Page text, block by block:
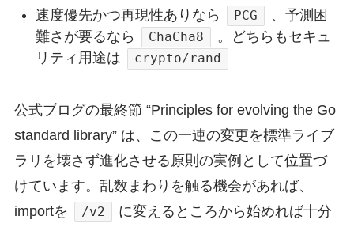
速度優先かつ再現性ありなら
PCG
、予測困
難さが要るなら
ChaCha8
。どちらもセキュ
リティ用途は
crypto/rand
公式ブログの最終節 “Principles for evolving the Go
standard library” は、この一連の変更を標準ライブ
ラリを壊さず進化させる原則の実例として位置づ
けています。乱数まわりを触る機会があれば、
importを
/v2
に変えるところから始めれば十分